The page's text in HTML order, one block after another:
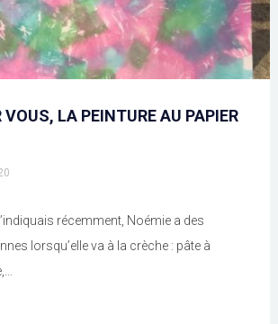
VOUS, LA PEINTURE AU PAPIER
récemment, Noémie a des
lorsqu’elle va à la crèche : pâte à